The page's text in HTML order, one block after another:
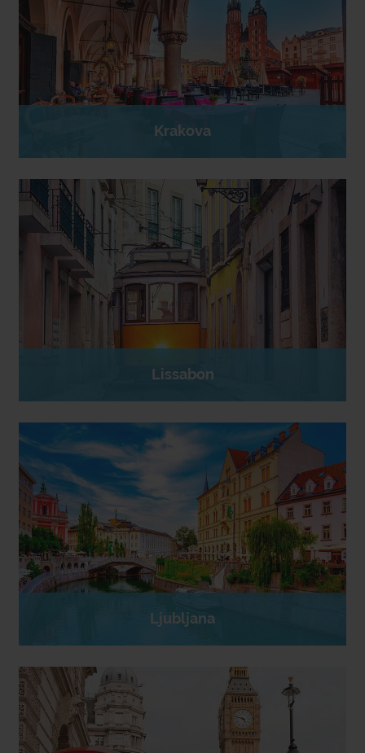
Krakova
Lissabon
Ljubljana